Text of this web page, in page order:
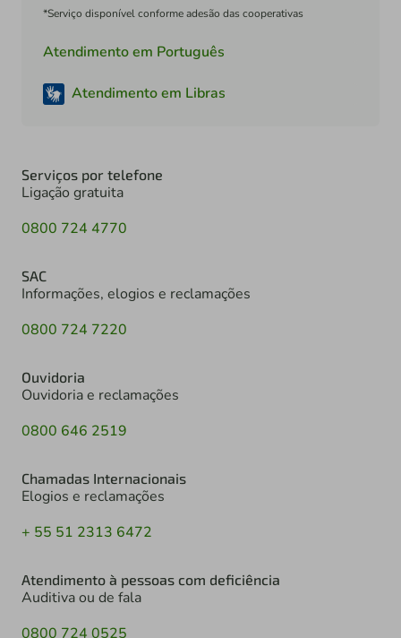
*Serviço disponível conforme adesão das cooperativas
Atendimento em Português
Atendimento em Libras
Serviços por telefone
Ligação gratuita
0800 724 4770
SAC
Informações, elogios e reclamações
0800 724 7220
Ouvidoria
Ouvidoria e reclamações
0800 646 2519
Chamadas Internacionais
Elogios e reclamações
+ 55 51 2313 6472
Atendimento à pessoas com deficiência
Auditiva ou de fala
0800 724 0525